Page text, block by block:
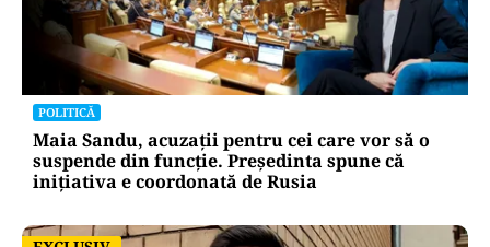
POLITICĂ
Maia Sandu, acuzații pentru cei care vor să o
suspende din funcție. Președinta spune că
inițiativa e coordonată de Rusia